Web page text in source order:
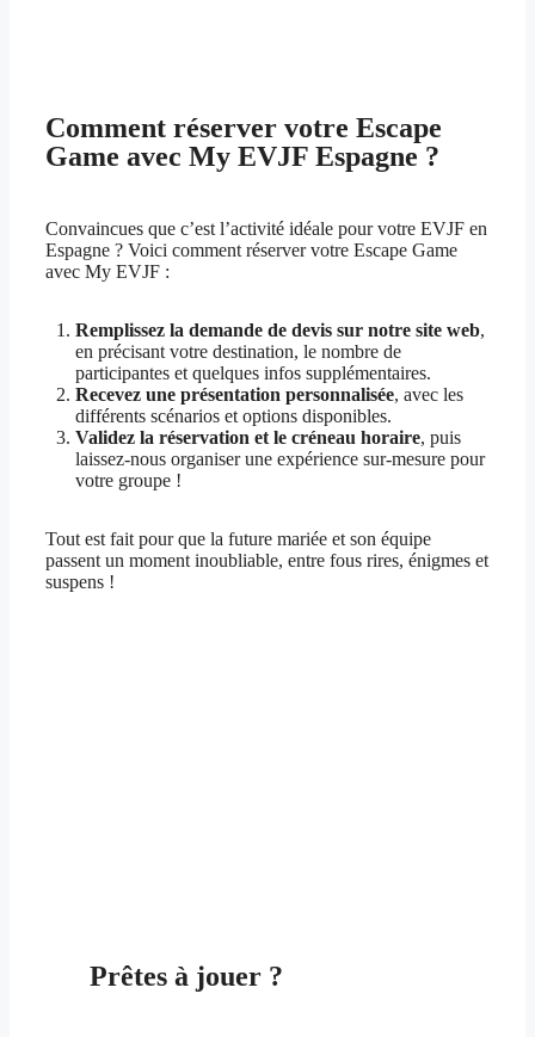
Comment réserver votre Escape
Game avec My EVJF Espagne ?
Convaincues que c’est l’activité idéale pour votre EVJF en
Espagne ? Voici comment réserver votre Escape Game
avec My EVJF :
Remplissez la demande de devis sur notre site web,
en précisant votre destination, le nombre de
participantes et quelques infos supplémentaires.
Recevez une présentation personnalisée, avec les
différents scénarios et options disponibles.
Validez la réservation et le créneau horaire, puis
laissez-nous organiser une expérience sur-mesure pour
votre groupe !
Tout est fait pour que la future mariée et son équipe
passent un moment inoubliable, entre fous rires, énigmes et
suspens !
Prêtes à jouer ?